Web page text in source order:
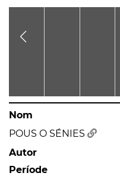
Nom
POUS O SÉNIES
Autor
Període